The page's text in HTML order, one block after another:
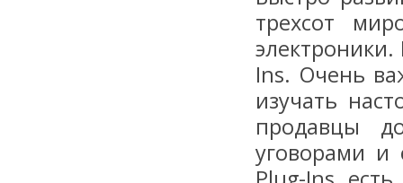
трехсот
Ins. Очень
изучать
продавцы
уговорами и